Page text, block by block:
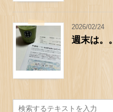
2026/02/24
週末は。。